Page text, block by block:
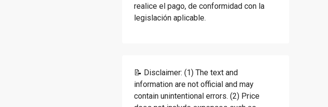
realice el pago, de conformidad con la
legislación aplicable.
📝 Disclaimer: (1) The text and
information are not official and may
contain unintentional errors. (2) Price